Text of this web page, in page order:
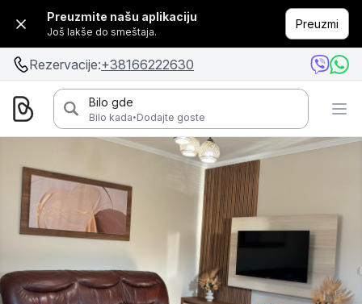
Preuzmite našu aplikaciju
Još lakše do smeštaja.
Preuzmi
Rezervacije:+38166222630
Bilo gde
Bilo kada·Dodajte goste